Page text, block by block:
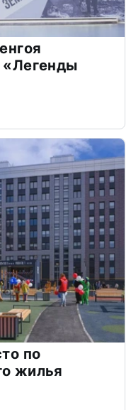
«Легенды
по
жилья